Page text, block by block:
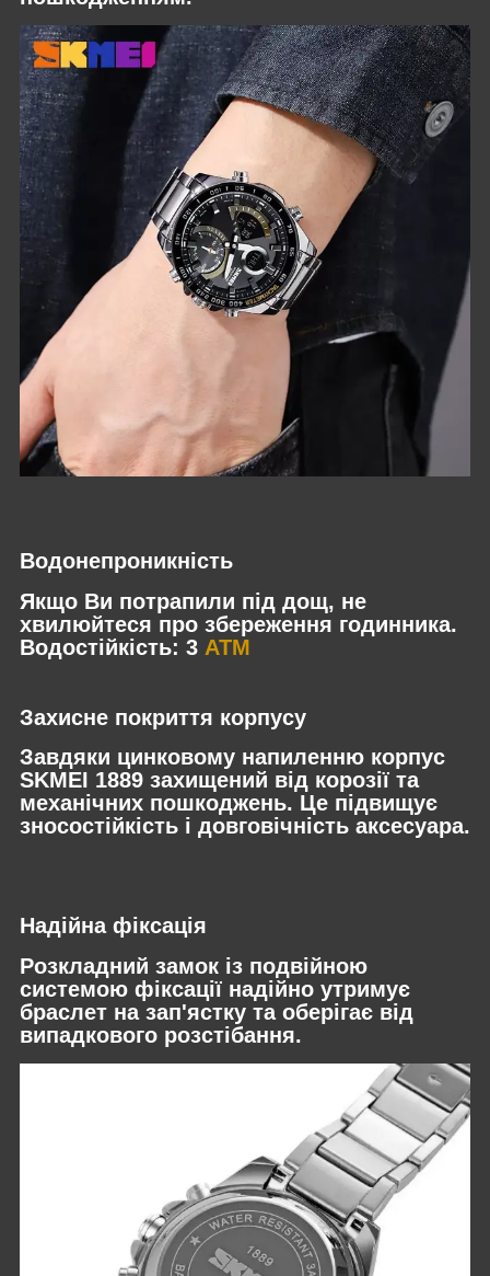
Водонепроникність
Якщо Ви потрапили під дощ, не
хвилюйтеся про збереження годинника.
Водостійкість: 3 АТМ
Захисне покриття корпусу
Завдяки цинковому напиленню корпус
SKMEI 1889 захищений від корозії та
механічних пошкоджень. Це підвищує
зносостійкість і довговічність аксесуара.
Надійна фіксація
Розкладний замок із подвійною
системою фіксації надійно утримує
браслет на зап'ястку та оберігає від
випадкового розстібання.